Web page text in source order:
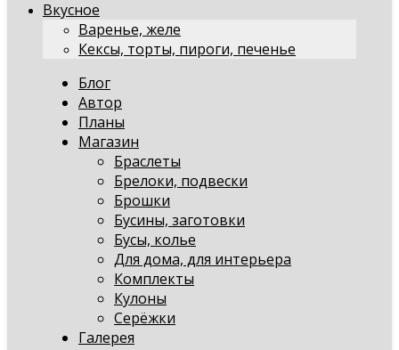
Вкусное
Варенье, желе
Кексы, торты, пироги, печенье
Блог
Автор
Планы
Магазин
Браслеты
Брелоки, подвески
Брошки
Бусины, заготовки
Бусы, колье
Для дома, для интерьера
Комплекты
Кулоны
Серёжки
Галерея